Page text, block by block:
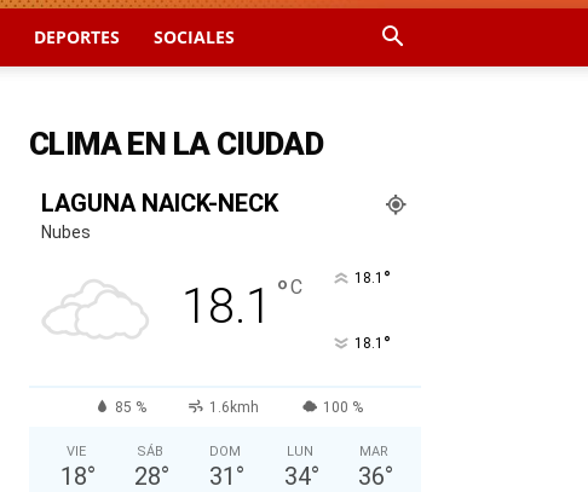
DEPORTES SOCIALES
CLIMA EN LA CIUDAD
LAGUNA NAICK-NECK
Nubes
18.1 °C 18.1 °
18.1 °
85 % 1.6kmh 100 %
VIE
18°
SÁB
28°
DOM
31 °
LUN
34°
MAR
36°